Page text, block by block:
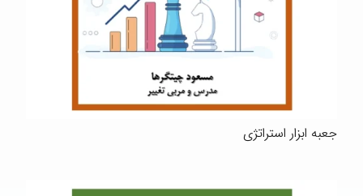
جعبه ابزار استراتژی